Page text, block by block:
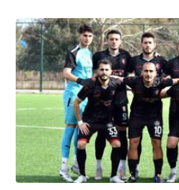
02.02.2024